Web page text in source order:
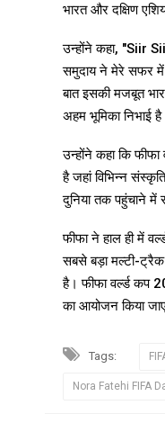
भारत और दक्षिण
उन्होंने कहा, "Siir
समुदाय ने मेरे सफर में
बात इसकी मजबूत
अहम भूमिका निभाई
उन्होंने कहा कि
है जहां विभिन्न
दुनिया तक पहुंचाने में
फीफा ने हाल ही में
सबसे बड़ा मल्टी-ट्रैक
है। फीफा वर्ल्ड कप
का आयोजन किया
Tags:
Nora Fatehi FIFA